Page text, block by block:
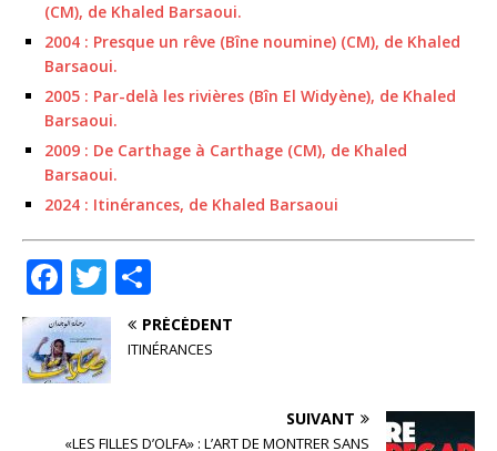
(CM), de Khaled Barsaoui.
2004 : Presque un rêve (Bîne noumine) (CM), de Khaled
Barsaoui.
2005 : Par-delà les rivières (Bîn El Widyène), de Khaled
Barsaoui.
2009 : De Carthage à Carthage (CM), de Khaled
Barsaoui.
2024 : Itinérances, de Khaled Barsaoui
F
a
c
e
T
w
it
te
ar
ta
PRÉCÉDENT
ITINÉRANCES
SUIVANT
«LES FILLES D’OLFA» : L’ART DE MONTRER SANS